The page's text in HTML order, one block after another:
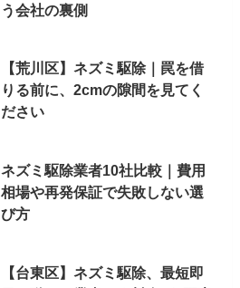
う会社の裏側
【荒川区】ネズミ駆除｜罠を借
りる前に、2cmの隙間を見てく
ださい
ネズミ駆除業者10社比較｜費用
相場や再発保証で失敗しない選
び方
【台東区】ネズミ駆除、最短即